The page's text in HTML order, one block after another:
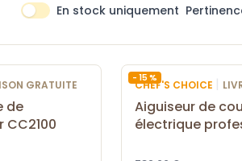
En stock uniquement
GRATUITE
de
- 15 %
CHEF'S CHOICE |
Aiguiseur de
électrique